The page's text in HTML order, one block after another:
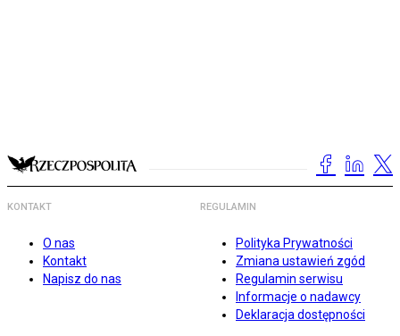
KONTAKT
O nas
Kontakt
Napisz do nas
REGULAMIN
Polityka Prywatności
Zmiana ustawień zgód
Regulamin serwisu
Informacje o nadawcy
Deklaracja dostępności